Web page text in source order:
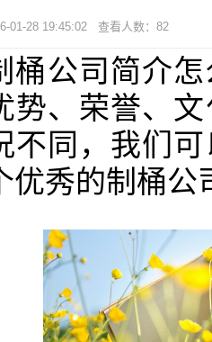
01-28 19:45:02 查看人数： 82
桶公司简介
势、荣誉、
不同，我们
优秀的制桶